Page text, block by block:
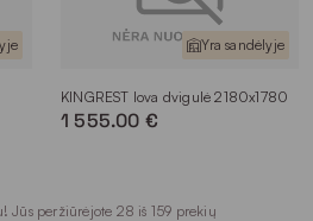
Yra sandėlyje
KINGREST lova dvigulė 2180x1780
1 555.00 €
Jūs peržiūrėjote 28 iš 159 prekių